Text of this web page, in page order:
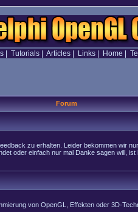
| Tutorials| Articles| Links| Home
Forum
zu erhalten. Leider bekommen wir
oder einfach nur mal Danke sagen will, ist
von OpenGL, Effekten oder 3D-